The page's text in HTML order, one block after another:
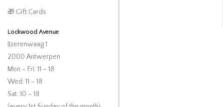
🎁 Gift Cards
Lockwood Avenue
IJzerenwaag 1
2000 Antwerpen
Mon – Fri: 11 – 18
Wed: 11 – 18
Sat: 10 – 18